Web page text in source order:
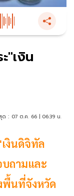
"เงิน
ด : 07 ต.ค. 66 | 06:39 น.
งินดิจิทัล
ถามและ
พื้นที่จังหวัด